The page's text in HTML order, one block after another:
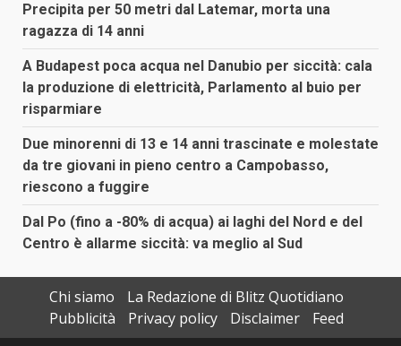
Precipita per 50 metri dal Latemar, morta una
ragazza di 14 anni
A Budapest poca acqua nel Danubio per siccità: cala
la produzione di elettricità, Parlamento al buio per
risparmiare
Due minorenni di 13 e 14 anni trascinate e molestate
da tre giovani in pieno centro a Campobasso,
riescono a fuggire
Dal Po (fino a -80% di acqua) ai laghi del Nord e del
Centro è allarme siccità: va meglio al Sud
Chi siamo
La Redazione di Blitz Quotidiano
Pubblicità
Privacy policy Disclaimer Feed